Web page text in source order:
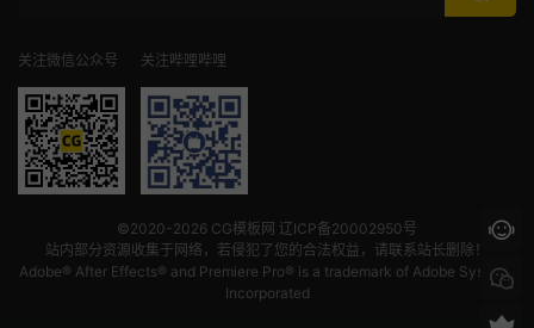
关注微信公众号 关注哔哩哔哩
©2020-2026 CG模板网 辽ICP备20002950号
站内部分资源收集于网络，若侵犯了您的合法权益，请联系站长删除！
Adobe® After Effects® and Premiere Pro® is a trademark of Adobe Systems
Incorporated